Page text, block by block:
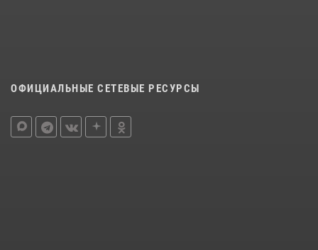
ОФИЦИАЛЬНЫЕ СЕТЕВЫЕ РЕСУРСЫ